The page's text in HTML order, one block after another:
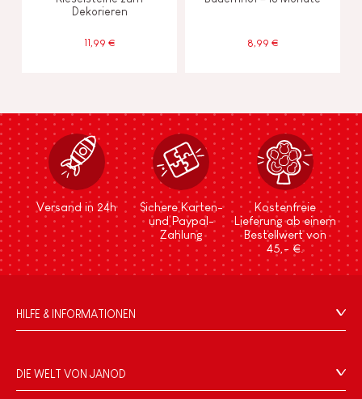
Dekorieren
11,99 € 8,99 €
Versand in 24h
Sichere Karten-
und Paypal-
Zahlung
Kostenfreie
Lieferung ab einem
Bestellwert von
45,- €.
HILFE & INFORMATIONEN
FAQ
Kontakt
DIE WELT VON JANOD